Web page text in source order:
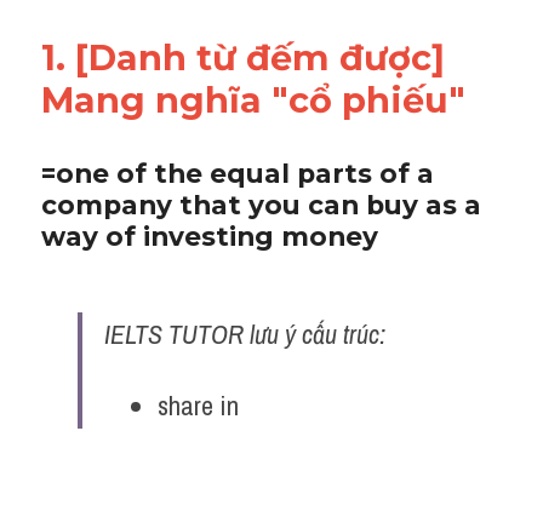
Từ vựng theo tiền tố
Ngân hàng đề thi máy
Phân biệt từ
IELTS Advice
1. [Danh từ đếm được]
Mang nghĩa "cổ phiếu"
=one of the equal parts of a
company that you can buy as a
way of investing money
IELTS TUTOR lưu ý cấu trúc:
share in